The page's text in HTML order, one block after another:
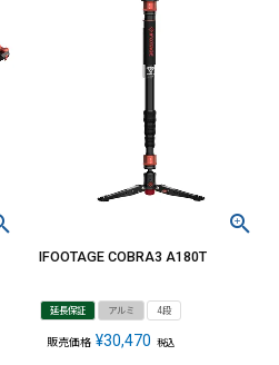
IFOOTAGE COBRA3 A180T
延長保証 アルミ 4段
販売価格 ¥30,470 税込